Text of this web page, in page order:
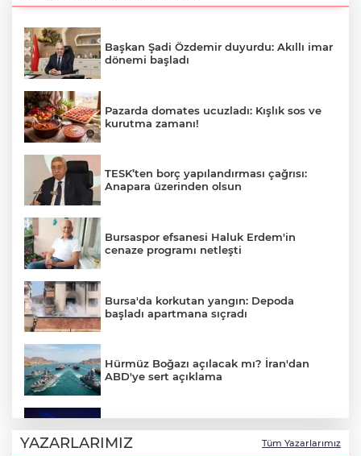
Başkan Şadi Özdemir duyurdu: Akıllı imar
dönemi başladı
Pazarda domates ucuzladı: Kışlık sos ve
kurutma zamanı!
TESK’ten borç yapılandırması çağrısı:
Anapara üzerinden olsun
Bursaspor efsanesi Haluk Erdem'in
cenaze programı netleşti
Bursa'da korkutan yangın: Depoda
başladı apartmana sıçradı
Hürmüz Boğazı açılacak mı? İran'dan
ABD'ye sert açıklama
heyecanı: Işıklar sönecek!
YAZARLARIMIZ Tüm Yazarlarımız